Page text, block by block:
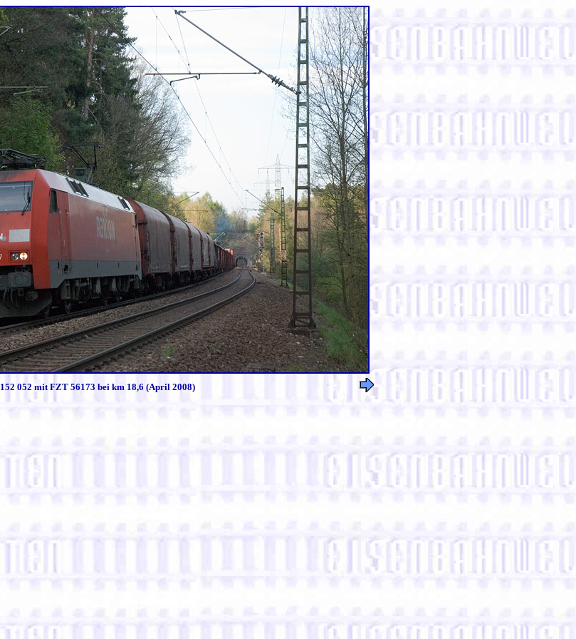
152 052 mit FZT 56173 bei km 18,6 (April 2008)